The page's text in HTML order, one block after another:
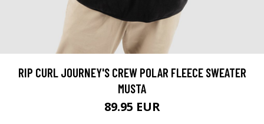
RIP CURL JOURNEY'S CREW POLAR FLEECE SWEATER
MUSTA
89.95 EUR